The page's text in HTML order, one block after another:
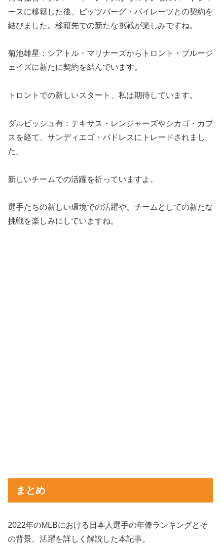
ースに移籍した後、ピッツバーグ・パイレーツとの契約を
結びました。移籍先での新たな挑戦が楽しみですね。
菊池雄星：シアトル・マリナーズからトロント・ブルージ
ェイズに新たに契約を結んでいます。
トロントでの新しいスタート、私は期待しています。
ダルビッシュ有：テキサス・レンジャーズやシカゴ・カブ
スを経て、サンディエゴ・パドレスにトレードされまし
た。
新しいチームでの活躍を祈っていますよ。
選手たちの新しい環境での活躍や、チームとしての新たな
挑戦を楽しみにしていますね。
まとめ
2022年のMLBにおける日本人選手の年俸ランキングとそ
の背景、活躍を詳しく解説した本記事。